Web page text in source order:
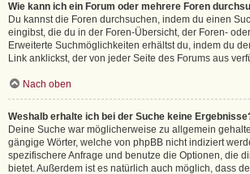
Wie kann ich ein Forum oder mehrere Foren
Du kannst die Foren durchsuchen, indem du einen
eingibst, die du in der Foren-Übersicht, der Foren-
Erweiterte Suchmöglichkeiten erhältst du, indem du
Link anklickst, der von jeder Seite des Forums aus
Nach oben
Weshalb erhalte ich bei der Suche keine
Deine Suche war möglicherweise zu allgemein
gängige Wörter, welche von phpBB nicht indiziert
spezifischere Anfrage und benutze die Optionen, die
bietet. Außerdem ist es natürlich auch möglich, dass